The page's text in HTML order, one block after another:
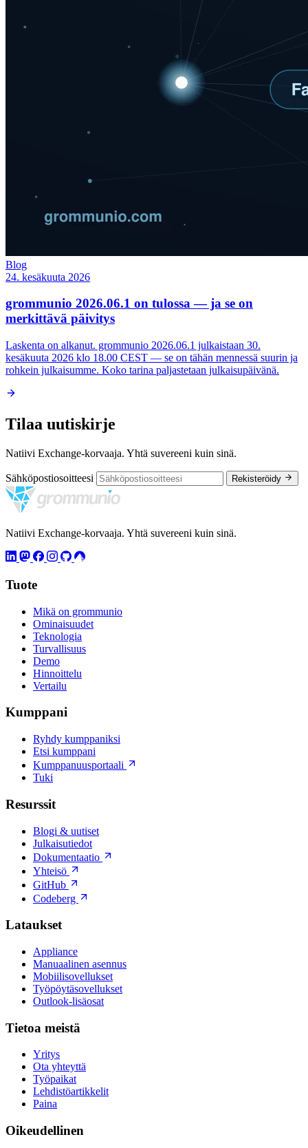
Blog
24. kesäkuuta 2026
grommunio 2026.06.1 on tulossa — ja se on
merkittävä päivitys
Laskenta on alkanut. grommunio 2026.06.1 julkaistaan 30.
kesäkuuta 2026 klo 18.00 CEST — se on tähän mennessä suurin ja
rohkein julkaisumme. Koko tarina paljastetaan julkaisupäivänä.
Tilaa uutiskirje
Natiivi Exchange-korvaaja. Yhtä suvereeni kuin sinä.
Sähköpostiosoitteesi Rekisteröidy
Natiivi Exchange-korvaaja. Yhtä suvereeni kuin sinä.
Tuote
Mikä on grommunio
Ominaisuudet
Teknologia
Turvallisuus
Demo
Hinnoittelu
Vertailu
Kumppani
Ryhdy kumppaniksi
Etsi kumppani
Kumppanuusportaali
Tuki
Resurssit
Blogi & uutiset
Julkaisutiedot
Dokumentaatio
Yhteisö
GitHub
Codeberg
Lataukset
Appliance
Manuaalinen asennus
Mobiilisovellukset
Työpöytäsovellukset
Outlook-lisäosat
Tietoa meistä
Yritys
Ota yhteyttä
Työpaikat
Lehdistöartikkelit
Paina
Oikeudellinen